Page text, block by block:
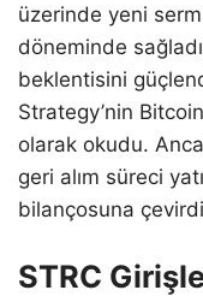
üzerinde yeni
döneminde
beklentisini
Strategy’nin
olarak okudu.
geri alım süreci
bilançosuna
STRC